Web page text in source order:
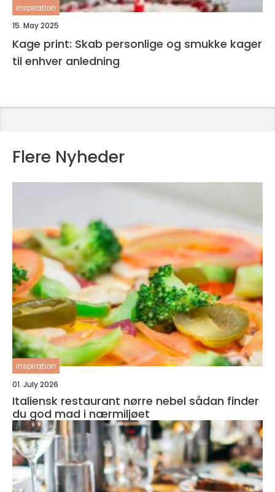
inspiration
15. May 2025
Kage print: Skab personlige og smukke kager
til enhver anledning
Flere Nyheder
inspiration
01. July 2026
Italiensk restaurant nørre nebel sådan finder
du god mad i nærmiljøet